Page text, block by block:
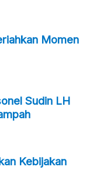
Momen
Sudin LH
Kebijakan